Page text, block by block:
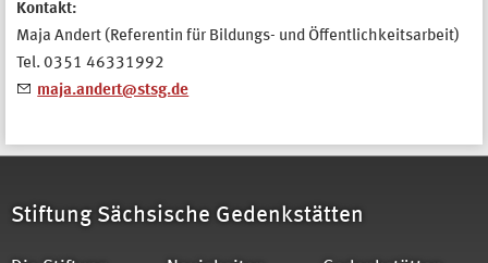
Kontakt:
Maja Andert (Referentin für Bildungs- und Öffentlichkeitsarbeit)
Tel. 0351 46331992
maja.andert@stsg.de
Stiftung Sächsische Gedenkstätten